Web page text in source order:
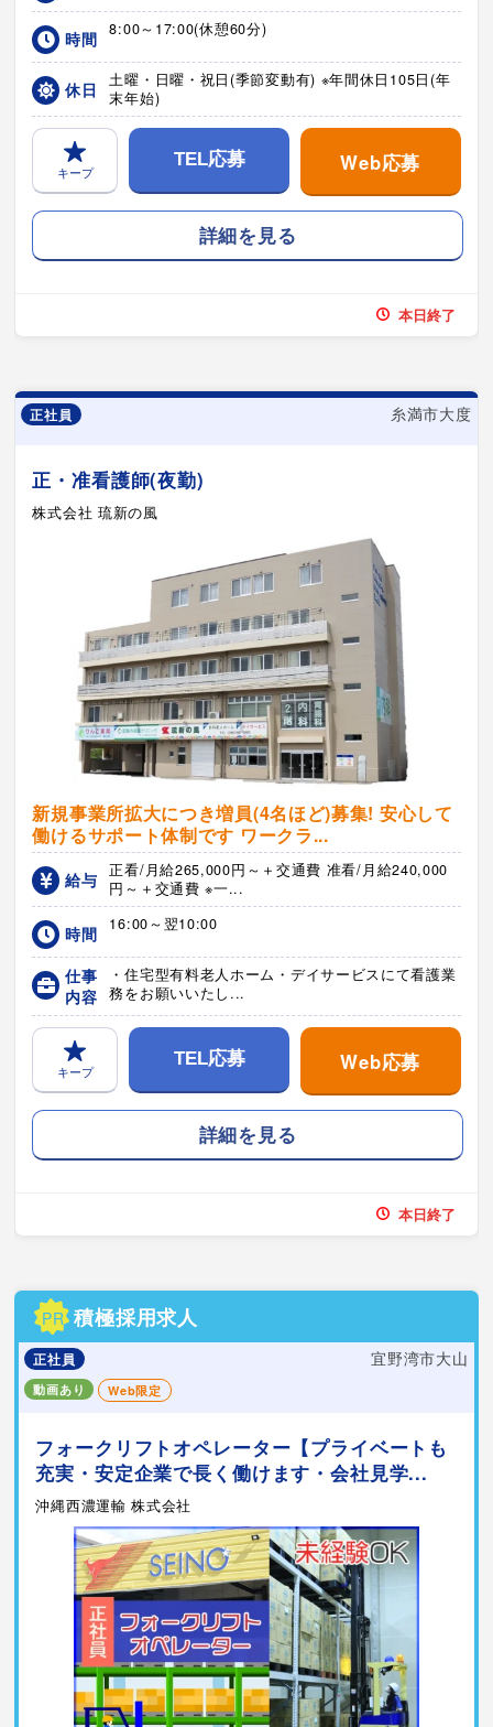
時間 8:00～17:00(休憩60分)
休日
土曜・日曜・祝日(季節変動有) ※年間休日105日(年
末年始)
キープ
TEL応募 Web応募
詳細を見る
本日終了
正社員 糸満市大度
正・准看護師(夜勤)
株式会社 琉新の風
新規事業所拡大につき増員(4名ほど)募集! 安心して
働けるサポート体制です ワークラ...
給与
正看/月給265,000円～＋交通費 准看/月給240,000
円～＋交通費 ※一...
時間 16:00～翌10:00
仕事
内容
・住宅型有料老人ホーム・デイサービスにて看護業
務をお願いいたし...
キープ
TEL応募 Web応募
詳細を見る
本日終了
PR 積極採用求人
正社員 宜野湾市大山
動画あり Web限定
フォークリフトオペレーター【プライベートも
充実・安定企業で長く働けます・会社見学...
沖縄西濃運輸 株式会社